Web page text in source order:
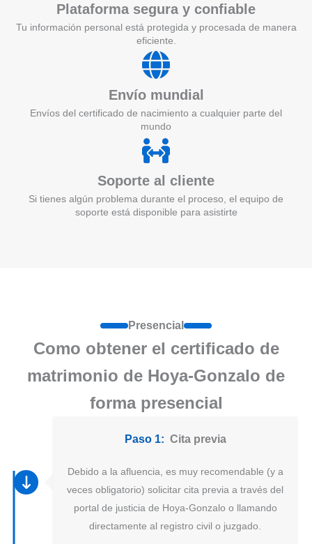
Plataforma segura y confiable
Tu información personal está protegida y procesada de manera
eficiente.
Envío mundial
Envíos del certificado de nacimiento a cualquier parte del
mundo
Soporte al cliente
Si tienes algún problema durante el proceso, el equipo de
soporte está disponible para asistirte
Presencial
Como obtener el certificado de
matrimonio de Hoya-Gonzalo de
forma presencial
Paso 1: Cita previa
Debido a la afluencia, es muy recomendable (y a
veces obligatorio) solicitar cita previa a través del
portal de justicia de Hoya-Gonzalo o llamando
directamente al registro civil o juzgado.